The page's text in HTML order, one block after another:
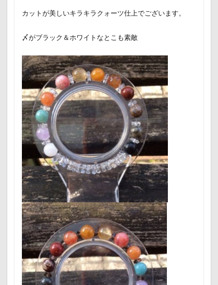
カットが美しいキラキラクォーツ仕上でございます。
〆がブラック＆ホワイトなとこも素敵